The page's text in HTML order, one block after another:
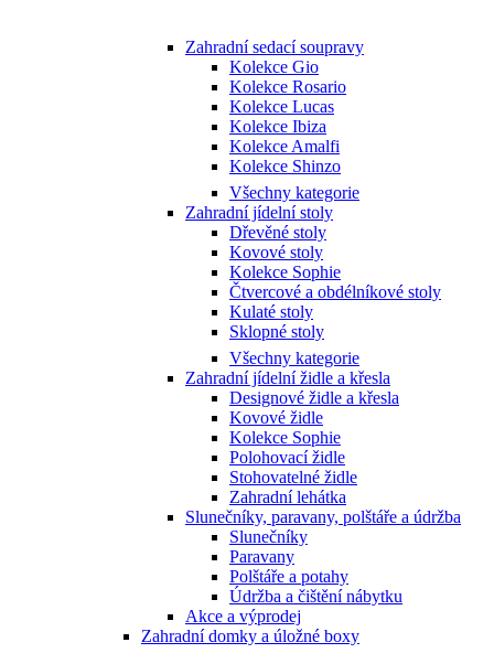
Zahradní sedací soupravy
Kolekce Gio
Kolekce Rosario
Kolekce Lucas
Kolekce Ibiza
Kolekce Amalfi
Kolekce Shinzo
Všechny kategorie
Zahradní jídelní stoly
Dřevěné stoly
Kovové stoly
Kolekce Sophie
Čtvercové a obdélníkové stoly
Kulaté stoly
Sklopné stoly
Všechny kategorie
Zahradní jídelní židle a křesla
Designové židle a křesla
Kovové židle
Kolekce Sophie
Polohovací židle
Stohovatelné židle
Zahradní lehátka
Slunečníky, paravany, polštáře a údržba
Slunečníky
Paravany
Polštáře a potahy
Údržba a čištění nábytku
Akce a výprodej
Zahradní domky a úložné boxy